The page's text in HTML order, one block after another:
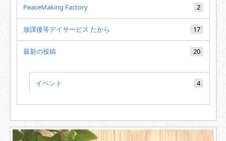
PeaceMaking Factory 2
放課後等デイサービス たから 17
最新の投稿 20
イベント 4